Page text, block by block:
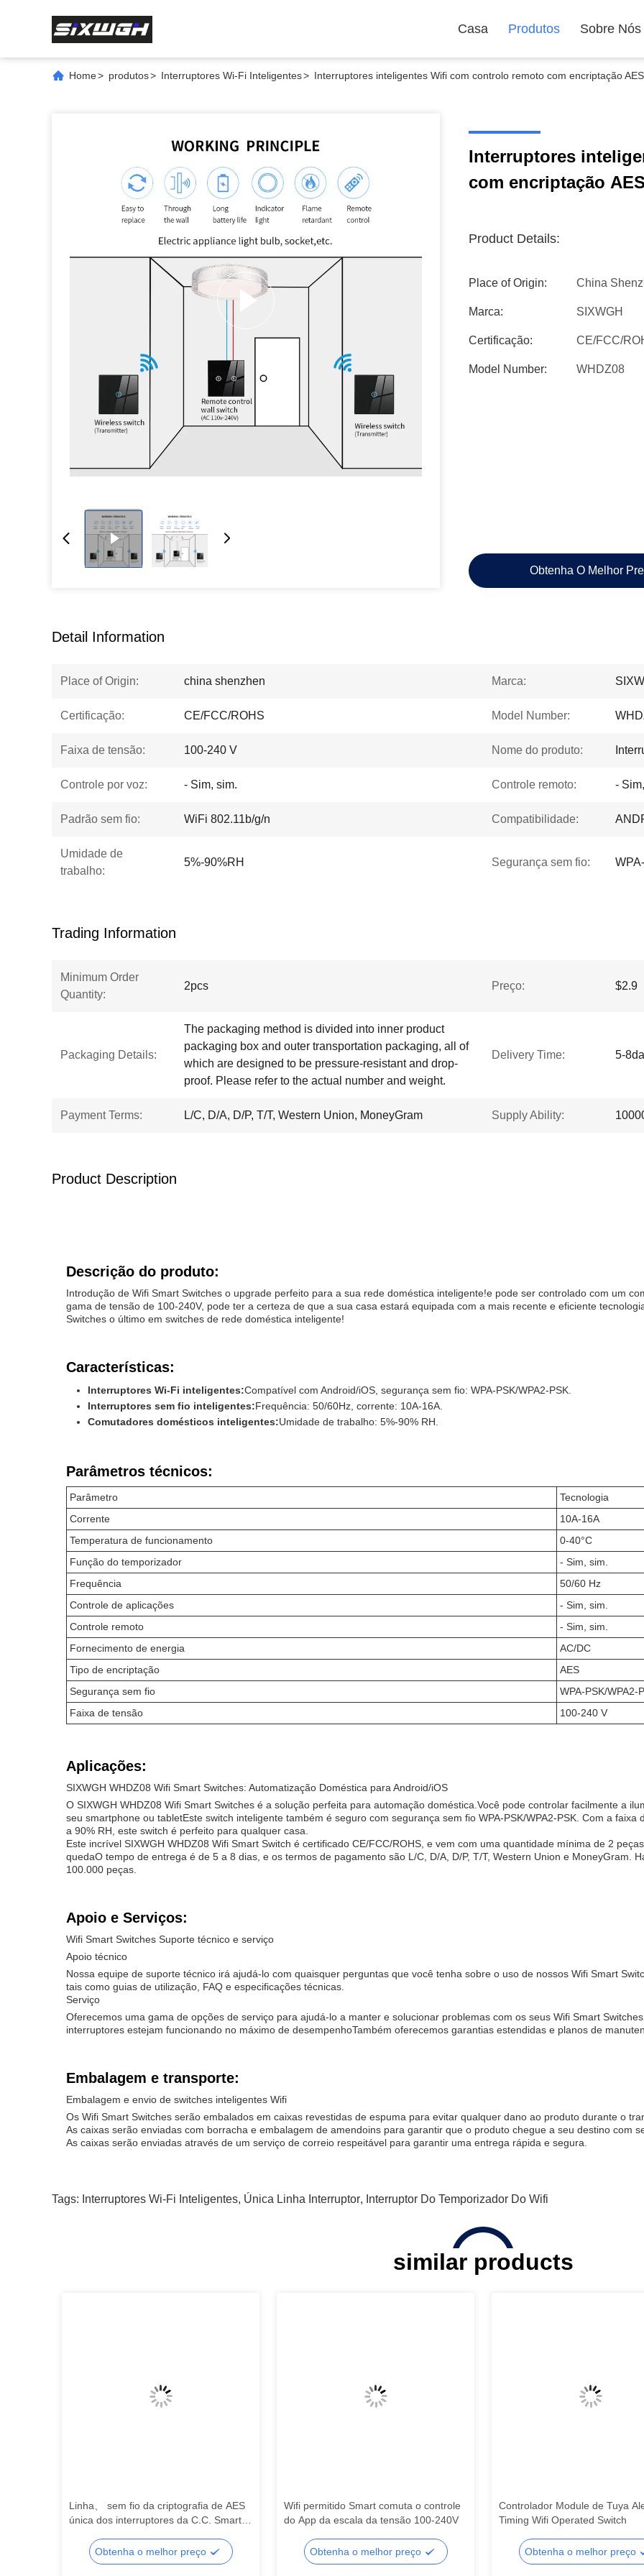
Casa Produtos Sobre Nós
Home> produtos> Interruptores Wi-Fi Inteligentes> Interruptores inteligentes Wifi com controlo remoto com encriptação
Interruptores
com encriptação
Product Details:
Place of Origin: China
Marca: SIXWGH
Certificação: CE/FCC/
Model Number: WHDZ08
Obtenha O Melhor
Detail Information
Place of Origin: china shenzhen Marca:
Certificação: CE/FCC/ROHS Model Number:
Faixa de tensão: 100-240 V Nome do produto:
Controle por voz: - Sim, sim. Controle remoto: -
Padrão sem fio: WiFi 802.11b/g/n Compatibilidade:
Umidade de
trabalho:
5%-90%RH Segurança sem fio:
Trading Information
Minimum Order
Quantity:
2pcs Preço: $2.9
Packaging Details:
The packaging method is divided into inner product
packaging box and outer transportation packaging, all of
which are designed to be pressure-resistant and drop-
proof. Please refer to the actual number and weight.
Delivery Time: 5-
Payment Terms: L/C, D/A, D/P, T/T, Western Union, MoneyGram Supply Ability:
Product Description
Descrição do produto:
Introdução de Wifi Smart Switches o upgrade perfeito para a sua rede doméstica inteligente!e pode ser controlado com um
gama de tensão de 100-240V, pode ter a certeza de que a sua casa estará equipada com a mais recente e eficiente
Switches o último em switches de rede doméstica inteligente!
Características:
Interruptores Wi-Fi inteligentes:Compatível com Android/iOS, segurança sem fio: WPA-PSK/WPA2-PSK.
Interruptores sem fio inteligentes:Frequência: 50/60Hz, corrente: 10A-16A.
Comutadores domésticos inteligentes:Umidade de trabalho: 5%-90% RH.
Parâmetros técnicos:
Parâmetro
Tecnologia
Corrente
10A-16A
Temperatura de funcionamento
0-40°C
Função do temporizador
- Sim, sim.
Frequência
50/60 Hz
Controle de aplicações
- Sim, sim.
Controle remoto
- Sim, sim.
Fornecimento de energia
AC/DC
Tipo de encriptação
AES
Segurança sem fio
WPA-PSK/WPA2-
Faixa de tensão
100-240 V
Aplicações:
SIXWGH WHDZ08 Wifi Smart Switches: Automatização Doméstica para Android/iOS
O SIXWGH WHDZ08 Wifi Smart Switches é a solução perfeita para automação doméstica.Você pode controlar facilmente a
seu smartphone ou tabletEste switch inteligente também é seguro com segurança sem fio WPA-PSK/WPA2-PSK. Com a
a 90% RH, este switch é perfeito para qualquer casa.
Este incrível SIXWGH WHDZ08 Wifi Smart Switch é certificado CE/FCC/ROHS, e vem com uma quantidade mínima de 2
quedaO tempo de entrega é de 5 a 8 dias, e os termos de pagamento são L/C, D/A, D/P, T/T, Western Union e MoneyGram.
100.000 peças.
Apoio e Serviços:
Wifi Smart Switches Suporte técnico e serviço
Apoio técnico
Nossa equipe de suporte técnico irá ajudá-lo com quaisquer perguntas que você tenha sobre o uso de nossos Wifi Smart
tais como guias de utilização, FAQ e especificações técnicas.
Serviço
Oferecemos uma gama de opções de serviço para ajudá-lo a manter e solucionar problemas com os seus Wifi Smart
interruptores estejam funcionando no máximo de desempenhoTambém oferecemos garantias estendidas e planos de
Embalagem e transporte:
Embalagem e envio de switches inteligentes Wifi
Os Wifi Smart Switches serão embalados em caixas revestidas de espuma para evitar qualquer dano ao produto durante o
As caixas serão enviadas com borracha e embalagem de amendoins para garantir que o produto chegue a seu destino com
As caixas serão enviadas através de um serviço de correio respeitável para garantir uma entrega rápida e segura.
Tags: Interruptores Wi-Fi Inteligentes, Única Linha Interruptor, Interruptor Do Temporizador Do Wifi
similar products
Linha、 sem fio da criptografia de AES
única dos interruptores da C.C. Smart
Obtenha o melhor preço
Wifi permitido Smart comuta o controle
do App da escala da tensão 100-240V
Obtenha o melhor preço
Controlador Module de Tuya
Timing Wifi Operated Switch
Obtenha o melhor preço